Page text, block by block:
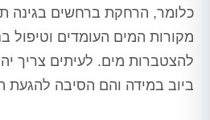
כלומר, הרחקת ברחשים בגינה
מקורות המים העומדים וטיפול
להצטברות מים. לעיתים צריך
ביוב במידה והם הסיבה להגעת